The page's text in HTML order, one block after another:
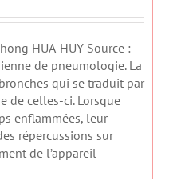
HUA-HUY Source :
de pneumologie. La
qui se traduit par
de celles-ci. Lorsque
enflammées, leur
répercussions sur
de l’appareil